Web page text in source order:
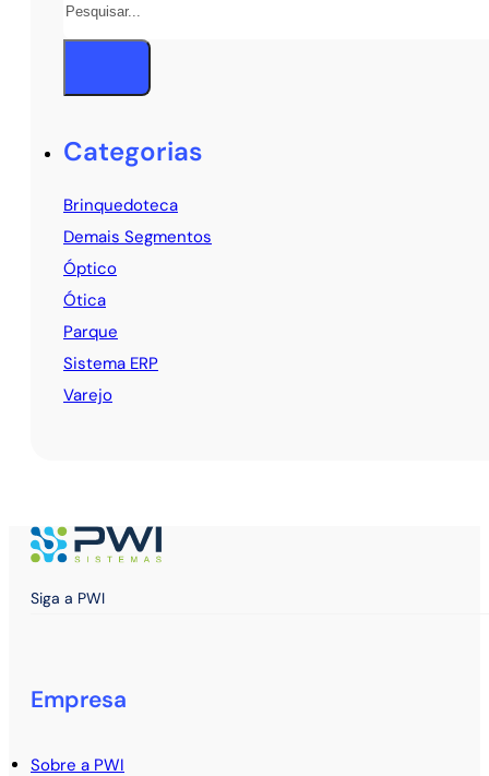
Categorias
Brinquedoteca
Demais Segmentos
Óptico
Ótica
Parque
Sistema ERP
Varejo
Siga a PWI
Empresa
Sobre a PWI